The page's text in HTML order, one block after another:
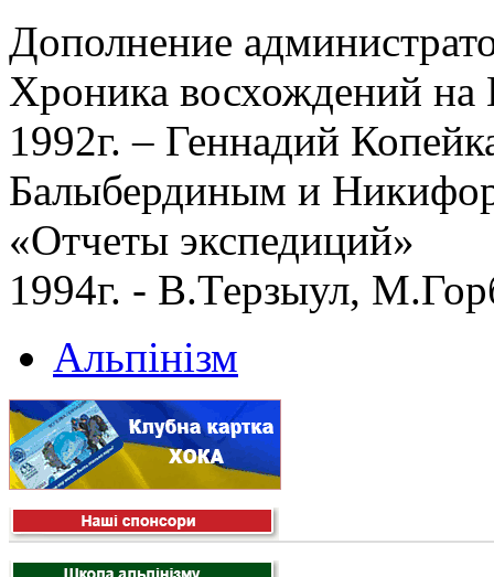
Дополнение
Хроника восхождений на
1992г. – Геннадий
Балыбердиным и
«Отчеты экспедиций»
1994г. - В.Терзыул,
Альпінізм